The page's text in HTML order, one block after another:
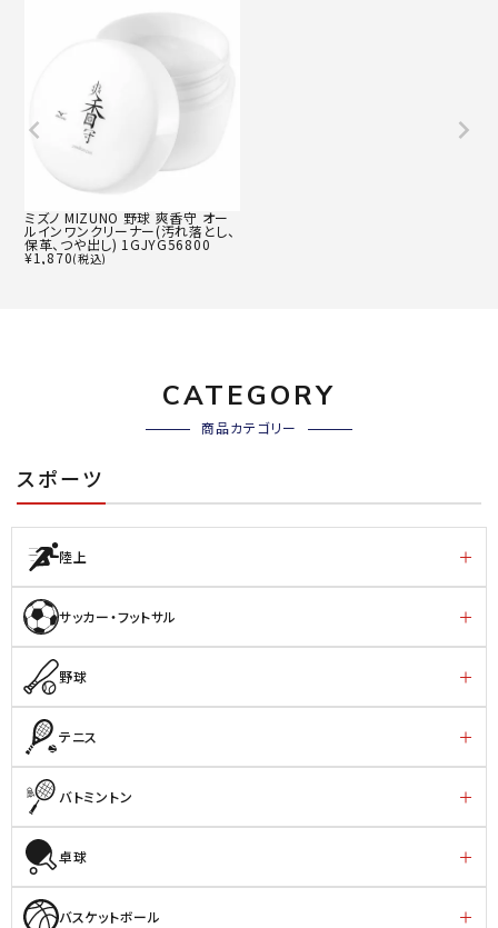
ミズノ MIZUNO 野球 爽香守 オー
ルインワンクリーナー(汚れ落とし、
保革、つや出し) 1GJYG56800
¥1,870(税込)
CATEGORY
商品カテゴリー
スポーツ
陸上
サッカー・フットサル
野球
テニス
バトミントン
卓球
バスケットボール